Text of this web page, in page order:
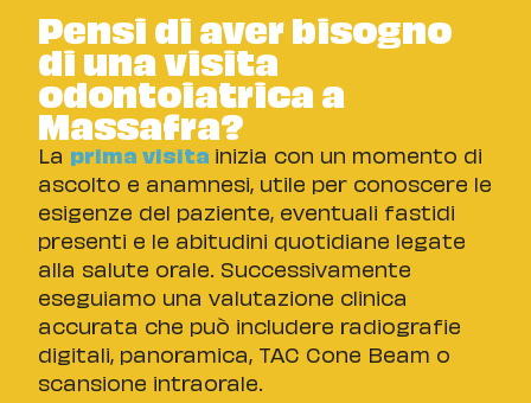
Pensi di aver bisogno
di una visita
odontoiatrica a
Massafra?
La prima visita inizia con un momento di
ascolto e anamnesi, utile per conoscere le
esigenze del paziente, eventuali fastidi
presenti e le abitudini quotidiane legate
alla salute orale. Successivamente
eseguiamo una valutazione clinica
accurata che può includere radiografie
digitali, panoramica, TAC Cone Beam o
scansione intraorale.